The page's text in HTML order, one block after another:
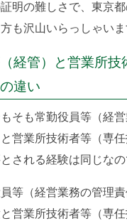
明の難しさで、東京
も沢山いらっしゃいま
経管）と営業所技
違い
そも常勤役員等（経
営業所技術者等（専
される経験は同じなの
等（経営業務の管理責
営業所技術者等（専